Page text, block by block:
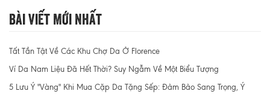
Bài Viết Mới Nhất
Tất Tần Tật Về Các Khu Chợ Da Ở Florence
Ví Da Nam Liệu Đã Hết Thời? Suy Ngẫm Về Một Biểu Tượng
5 Lưu Ý "Vàng" Khi Mua Cặp Da Tặng Sếp: Đảm Bảo Sang Trọng, Ý